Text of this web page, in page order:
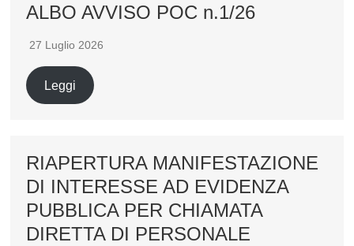
ALBO AVVISO POC n.1/26
27 Luglio 2026
Leggi
RIAPERTURA MANIFESTAZIONE
DI INTERESSE AD EVIDENZA
PUBBLICA PER CHIAMATA
DIRETTA DI PERSONALE